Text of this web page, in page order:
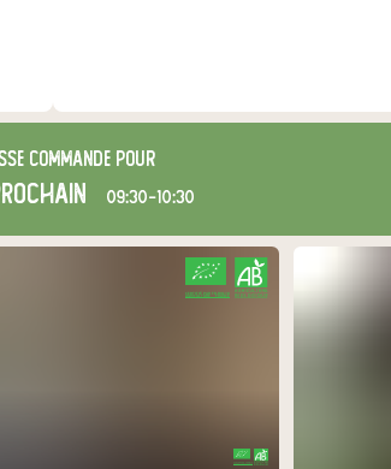
commande pour
09:30-10:30
CERTIFIÉ PAR FR-BIO-10
AGRICULTURE FRANCE